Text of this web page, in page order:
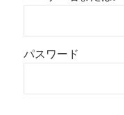
パスワード